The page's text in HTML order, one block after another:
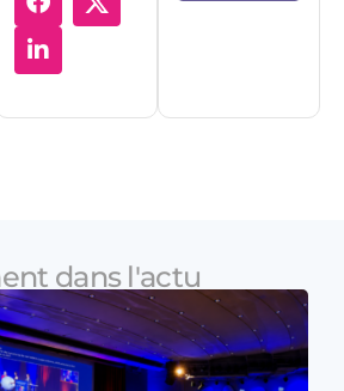
dans l'actu